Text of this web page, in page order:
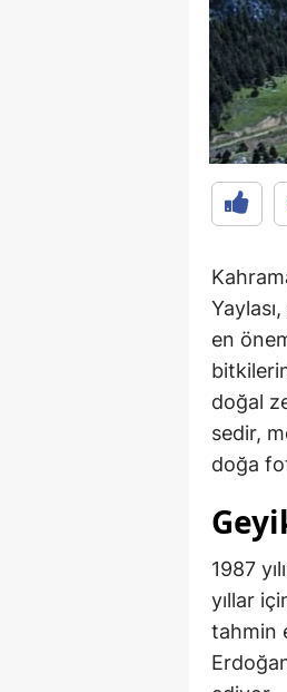
en
doğal
sedir,
doğa
1987
yıllar
tahmin